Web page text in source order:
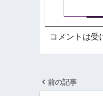
コメントは受
前の記事